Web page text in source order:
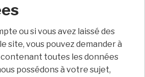
ou si vous avez laissé des
site, vous pouvez demander à
toutes les données
possédons à votre sujet,